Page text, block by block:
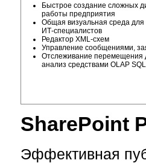
Быстрое создание сложных
работы предприятия
Общая визуальная среда для
ИТ-специалистов
Редактор XML-схем
Управление сообщениями,
Отслеживание перемещения
анализ средствами OLAP
SharePoint
Эффективная